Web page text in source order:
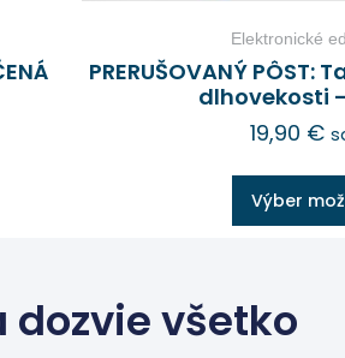
Elektronické
PRERUŠOVANÝ
dlhovekosti
19,90 €
Výber
dozvie všetko